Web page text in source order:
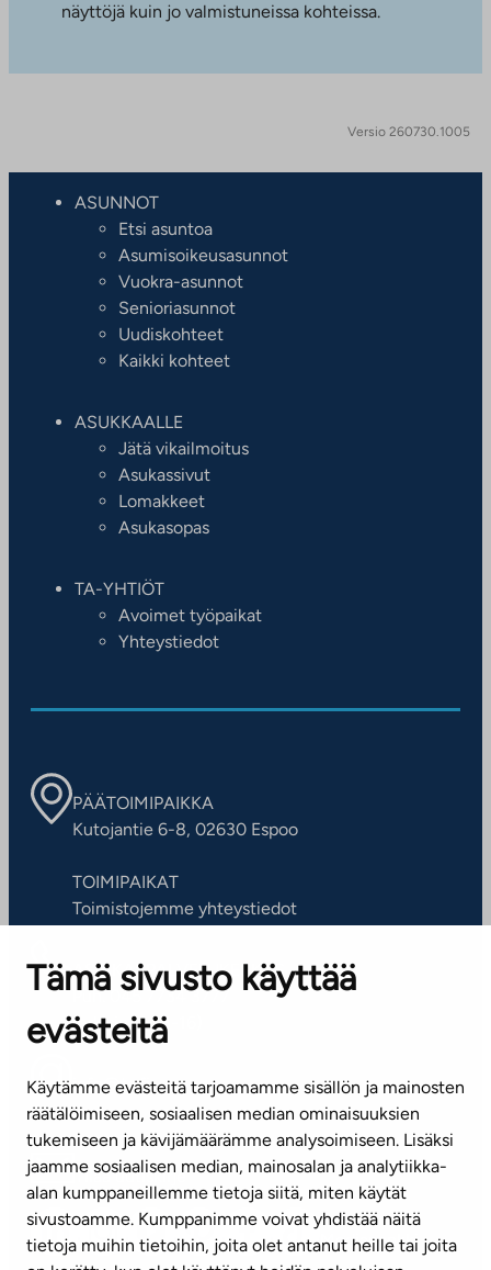
Tämä sivusto käyttää
evästeitä
Käytämme evästeitä tarjoamamme sisällön ja mainosten
räätälöimiseen, sosiaalisen median ominaisuuksien
tukemiseen ja kävijämäärämme analysoimiseen. Lisäksi
jaamme sosiaalisen median, mainosalan ja analytiikka-
alan kumppaneillemme tietoja siitä, miten käytät
sivustoamme. Kumppanimme voivat yhdistää näitä
tietoja muihin tietoihin, joita olet antanut heille tai joita
näyttöjä kuin jo valmistuneissa kohteissa.
Versio 260730.1005
ASUNNOT
Etsi asuntoa
Asumisoikeusasunnot
Vuokra-asunnot
Senioriasunnot
Uudiskohteet
Kaikki kohteet
ASUKKAALLE
Jätä vikailmoitus
Asukassivut
Lomakkeet
Asukasopas
TA-YHTIÖT
Avoimet työpaikat
Yhteystiedot
PÄÄTOIMIPAIKKA
Kutojantie 6-8, 02630 Espoo
TOIMIPAIKAT
Toimistojemme yhteystiedot
ASIAKASPALVELUKESKUS
Puh. 045 7734 3777
(arkisin klo 8-16)
info@ta.fi
Tilaa uutiskirje
Mediapankki